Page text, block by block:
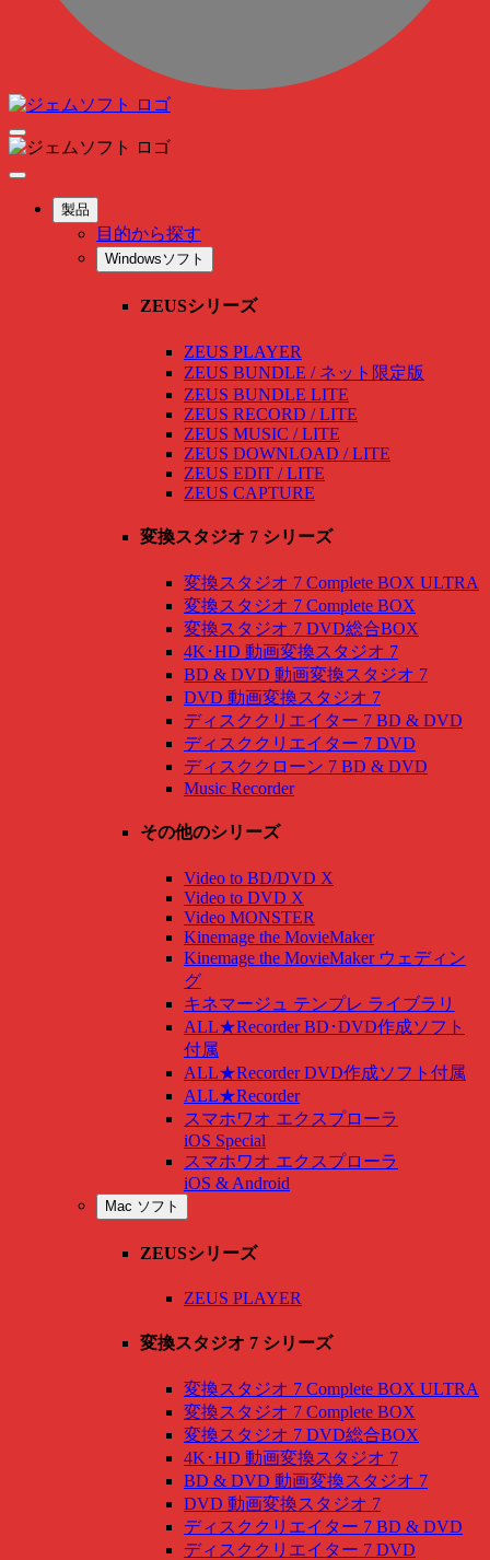
製品
目的から探す
Windowsソフト
ZEUSシリーズ
ZEUS PLAYER
ZEUS BUNDLE / ネット限定版
ZEUS BUNDLE LITE
ZEUS RECORD / LITE
ZEUS MUSIC / LITE
ZEUS DOWNLOAD / LITE
ZEUS EDIT / LITE
ZEUS CAPTURE
変換スタジオ 7 シリーズ
変換スタジオ 7 Complete BOX ULTRA
変換スタジオ 7 Complete BOX
変換スタジオ 7 DVD総合BOX
4K･HD 動画変換スタジオ 7
BD & DVD 動画変換スタジオ 7
DVD 動画変換スタジオ 7
ディスククリエイター 7 BD & DVD
ディスククリエイター 7 DVD
ディスククローン 7 BD & DVD
Music Recorder
その他のシリーズ
Video to BD/DVD X
Video to DVD X
Video MONSTER
Kinemage the MovieMaker
Kinemage the MovieMaker ウェディン
グ
キネマージュ テンプレ ライブラリ
ALL★Recorder BD･DVD作成ソフト
付属
ALL★Recorder DVD作成ソフト付属
ALL★Recorder
スマホワオ エクスプローラ
iOS Special
スマホワオ エクスプローラ
iOS & Android
Mac ソフト
ZEUSシリーズ
ZEUS PLAYER
変換スタジオ 7 シリーズ
変換スタジオ 7 Complete BOX ULTRA
変換スタジオ 7 Complete BOX
変換スタジオ 7 DVD総合BOX
4K･HD 動画変換スタジオ 7
BD & DVD 動画変換スタジオ 7
DVD 動画変換スタジオ 7
ディスククリエイター 7 BD & DVD
ディスククリエイター 7 DVD